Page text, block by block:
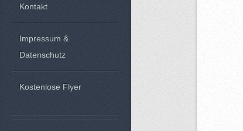
Kontakt
Impressum &
Datenschutz
Kostenlose Flyer